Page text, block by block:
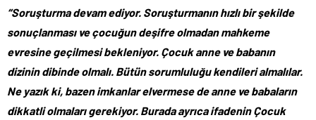
“Soruşturma devam ediyor. Soruşturmanın hızlı bir şekilde
sonuçlanması ve çocuğun deşifre olmadan mahkeme
evresine geçilmesi bekleniyor. Çocuk anne ve babanın
dizinin dibinde olmalı. Bütün sorumluluğu kendileri almalılar.
Ne yazık ki, bazen imkanlar elvermese de anne ve babaların
dikkatli olmaları gerekiyor. Burada ayrıca ifadenin Çocuk